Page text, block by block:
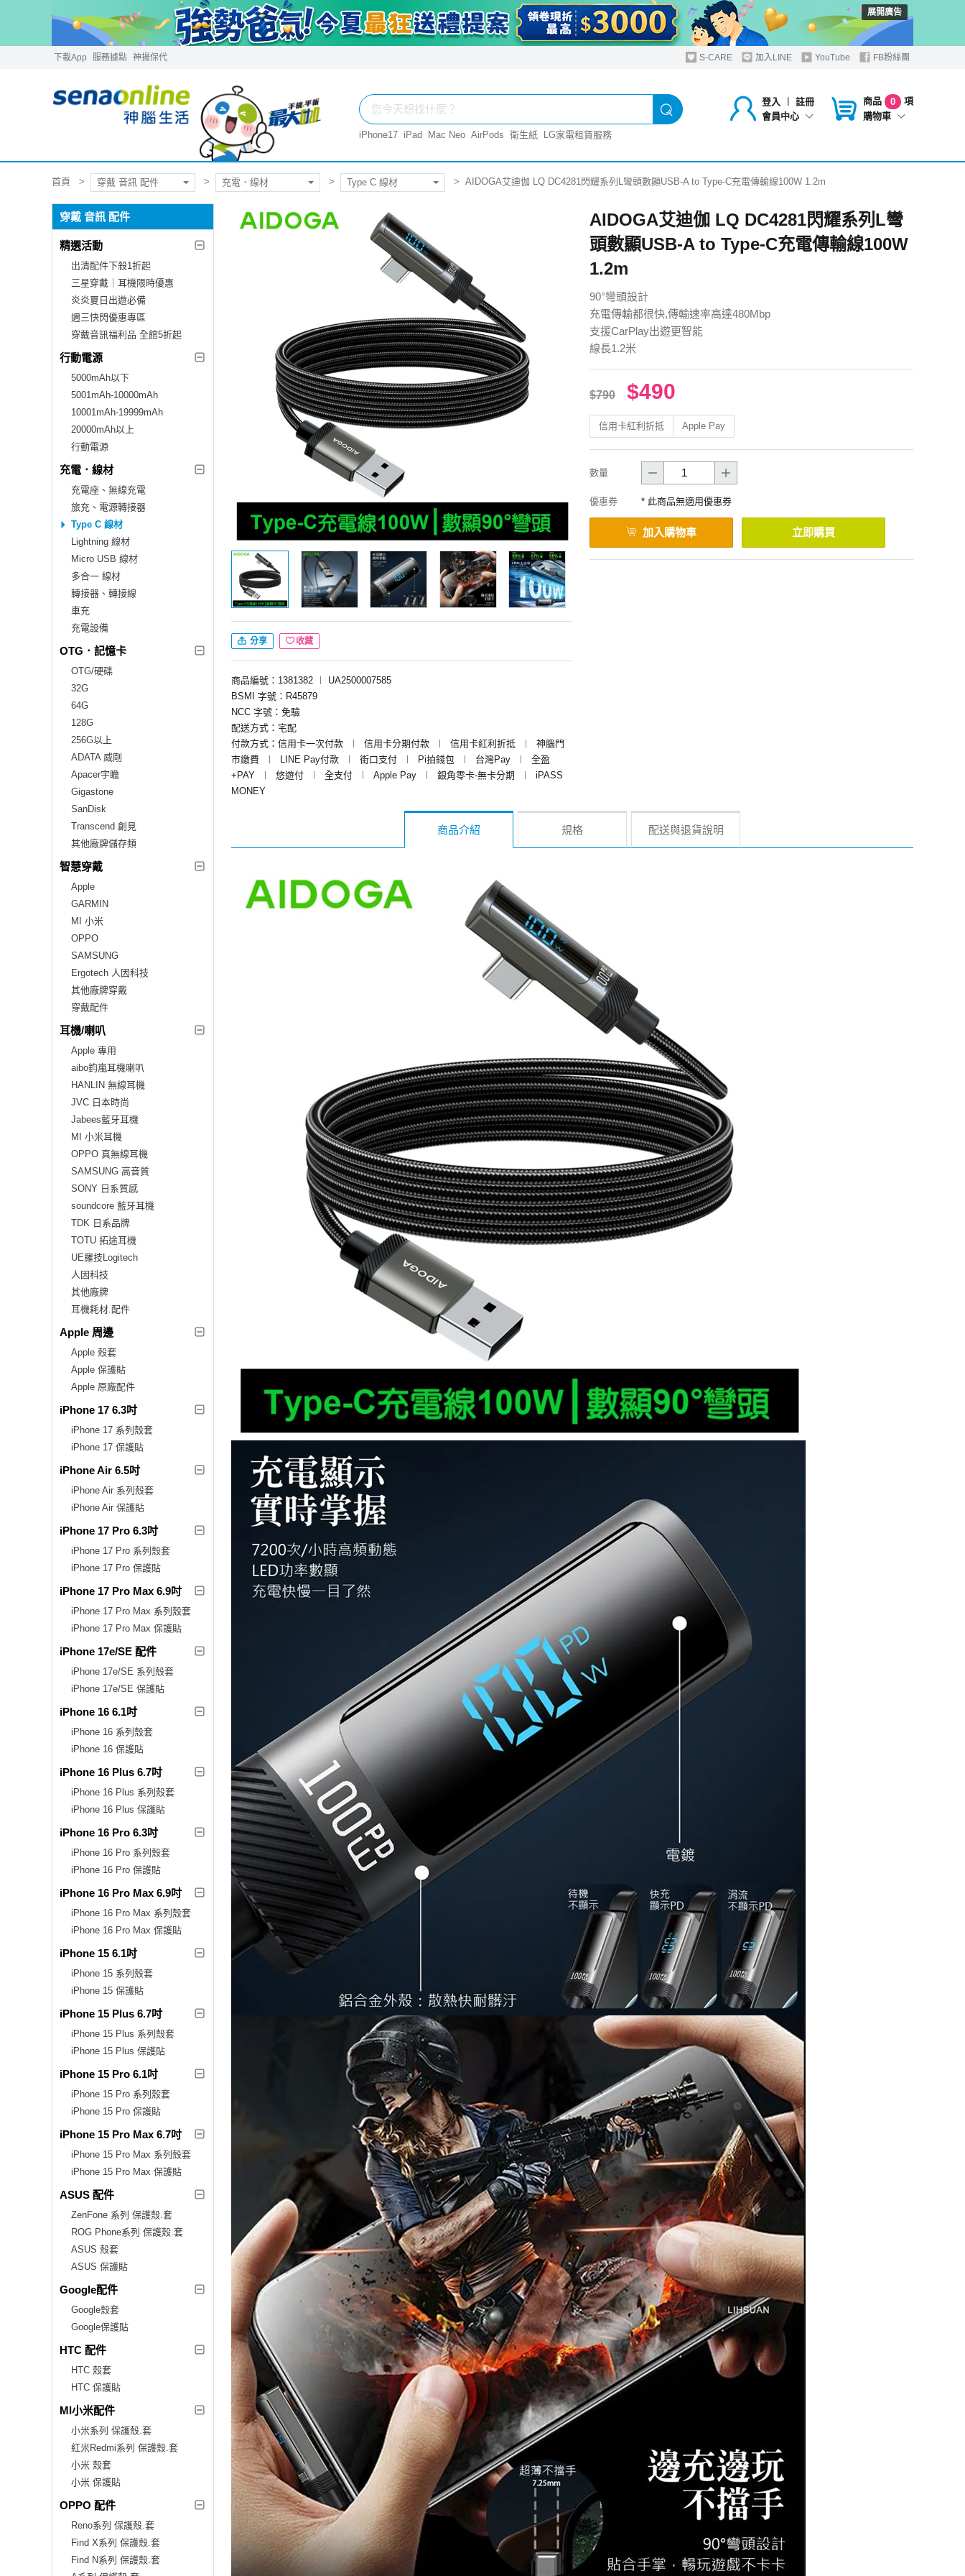
展開廣告
下載App 服務據點 神揚保代 S-CARE 加入LINE YouTube FB粉絲團
登入 ︱
註冊
會員中心
商品 0
項
購物車
iPhone17 iPad Mac Neo AirPods 衛生紙 LG家電租賃服務
首頁 穿戴 音訊 配件 充電．線材 Type C 線材 AIDOGA艾迪伽 LQ DC4281閃耀系列L彎頭數顯USB-A to Type-C充電傳輸線100W 1.2m
穿戴 音訊 配件
精選活動
出清配件下殺1折起
三星穿戴｜耳機限時優惠
炎炎夏日出遊必備
週三快閃優惠專區
穿戴音訊福利品 全館5折起
行動電源
5000mAh以下
5001mAh-10000mAh
10001mAh-19999mAh
20000mAh以上
行動電源
充電．線材
充電座、無線充電
旅充、電源轉接器
Type C 線材
Lightning 線材
Micro USB 線材
多合一 線材
轉接器、轉接線
車充
充電設備
OTG．記憶卡
OTG/硬碟
32G
64G
128G
256G以上
ADATA 威剛
Apacer宇瞻
Gigastone
SanDisk
Transcend 創見
其他廠牌儲存類
智慧穿戴
Apple
GARMIN
MI 小米
OPPO
SAMSUNG
Ergotech 人因科技
其他廠牌穿戴
穿戴配件
耳機/喇叭
Apple 專用
aibo鈞嵐耳機喇叭
HANLIN 無線耳機
JVC 日本時尚
Jabees藍牙耳機
MI 小米耳機
OPPO 真無線耳機
SAMSUNG 高音質
SONY 日系質感
soundcore 藍牙耳機
TDK 日系品牌
TOTU 拓途耳機
UE羅技Logitech
人因科技
其他廠牌
耳機耗材.配件
Apple 周邊
Apple 殼套
Apple 保護貼
Apple 原廠配件
iPhone 17 6.3吋
iPhone 17 系列殼套
iPhone 17 保護貼
iPhone Air 6.5吋
iPhone Air 系列殼套
iPhone Air 保護貼
iPhone 17 Pro 6.3吋
iPhone 17 Pro 系列殼套
iPhone 17 Pro 保護貼
iPhone 17 Pro Max 6.9吋
iPhone 17 Pro Max 系列殼套
iPhone 17 Pro Max 保護貼
iPhone 17e/SE 配件
iPhone 17e/SE 系列殼套
iPhone 17e/SE 保護貼
iPhone 16 6.1吋
iPhone 16 系列殼套
iPhone 16 保護貼
iPhone 16 Plus 6.7吋
iPhone 16 Plus 系列殼套
iPhone 16 Plus 保護貼
iPhone 16 Pro 6.3吋
iPhone 16 Pro 系列殼套
iPhone 16 Pro 保護貼
iPhone 16 Pro Max 6.9吋
iPhone 16 Pro Max 系列殼套
iPhone 16 Pro Max 保護貼
iPhone 15 6.1吋
iPhone 15 系列殼套
iPhone 15 保護貼
iPhone 15 Plus 6.7吋
iPhone 15 Plus 系列殼套
iPhone 15 Plus 保護貼
iPhone 15 Pro 6.1吋
iPhone 15 Pro 系列殼套
iPhone 15 Pro 保護貼
iPhone 15 Pro Max 6.7吋
iPhone 15 Pro Max 系列殼套
iPhone 15 Pro Max 保護貼
ASUS 配件
ZenFone 系列 保護殼.套
ROG Phone系列 保護殼.套
ASUS 殼套
ASUS 保護貼
Google配件
Google殼套
Google保護貼
HTC 配件
HTC 殼套
HTC 保護貼
MI小米配件
小米系列 保護殼.套
紅米Redmi系列 保護殼.套
小米 殼套
小米 保護貼
OPPO 配件
Reno系列 保護殼.套
Find X系列 保護殼.套
Find N系列 保護殼.套
分享 收藏
商品編號：1381382 ︱
UA2500007585
BSMI 字號：R45879
NCC 字號：免驗
配送方式：宅配
付款方式：信用卡一次付款
︱ 信用卡分期付款 ︱ 信用卡紅利折抵 ︱
神腦門
市繳費
︱ LINE Pay付款 ︱ 街口支付 ︱ Pi拍錢包 ︱ 台灣Pay ︱
全盈
+PAY
︱ 悠遊付 ︱ 全支付 ︱ Apple Pay ︱ 銀角零卡-無卡分期 ︱
iPASS
MONEY
AIDOGA艾迪伽 LQ DC4281閃耀系列L彎
頭數顯USB-A to Type-C充電傳輸線100W
1.2m
90°彎頭設計
充電傳輸都很快,傳輸速率高達480Mbp
支援CarPlay出遊更智能
線長1.2米
$790 $490
信用卡紅利折抵 Apple Pay
數量
優惠券 * 此商品無適用優惠券
加入購物車 立即購買
商品介紹 規格 配送與退貨說明